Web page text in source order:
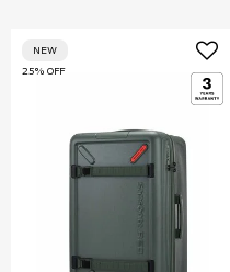
25% OFF
NEW